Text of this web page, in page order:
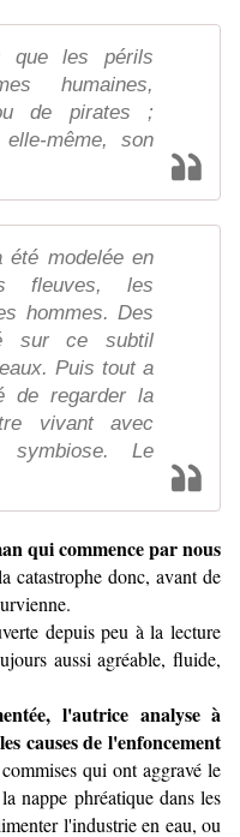
que les périls
humaines,
de pirates ;
même, son
été modelée en
fleuves, les
hommes. Des
sur ce subtil
Puis tout a
de regarder la
vivant avec
symbiose. Le
qui commence par nous
catastrophe donc, avant de
depuis peu à la lecture
aussi agréable, fluide,
l'autrice analyse à
causes de l'enfoncement
qui ont aggravé le
nappe phréatique dans les
l'industrie en eau, ou